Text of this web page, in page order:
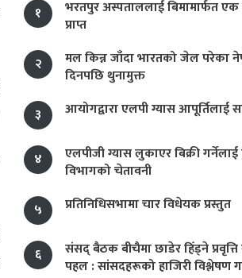
१
भरतपुर अस्पताललाई बिमामार्फत एक
प्राप्त
२
मल किन्न जाँदा भारतको जेल परेका
दिनपछि थुनामुक्त
३
आयोगद्वारा एलपी ग्यास आपूर्तिलाई
४
एलपीजी ग्यास लुकाएर बिक्री गर्नेलाई
विभागको चेतावनी
५
प्रतिनिधिसभामा चार विधेयक प्रस्तुत
६
संसद् बैठक बीचैमा छाडेर हिँड्ने प्रवृत्ति
पहल : सांसदहरूको हाजिरी विश्लेषण